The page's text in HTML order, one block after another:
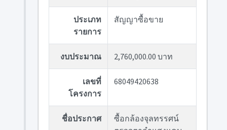
ประเภท
รายการ
สัญญาซื้อขาย
งบประมาณ 2,760,000.00 บาท
เลขที่
โครงการ
68049420638
ชื่อประกาศ
ซื้อกล้องจุลทรรศน์